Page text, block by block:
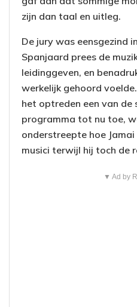
zijn dan taal en uitleg.
De jury was eensgezind
Spanjaard prees de
leidinggeven, en
werkelijk gehoord
het optreden een van de
programma tot nu toe,
onderstreepte hoe
musici terwijl hij toch de
▼ Ad by